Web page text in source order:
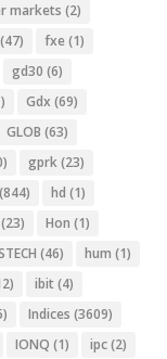
markets (2)
(47) fxe (1)
gd30 (6)
Gdx (69)
GLOB (63)
gprk(23)
(844) hd (1)
(23) Hon (1)
(46) hum (1)
ibit (4)
Indices (3609)
IONQ (1) ipc(2)